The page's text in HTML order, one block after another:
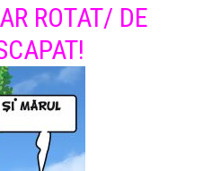
ROTAT/ DE